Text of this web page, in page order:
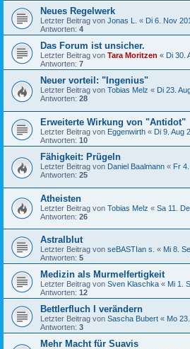
Neues Regelwerk
Letzter Beitrag von Jonas L. « Di 6. Nov
Antworten: 4
Das Forum ist unsicher.
Letzter Beitrag von Tara Moritzen « Di 30.
Antworten: 7
Neuer vorteil: "Ingenius"
Letzter Beitrag von Tobias Melz « Di 23.
Antworten: 28
Erweiterte Wirkung von "Antidot"
Letzter Beitrag von Eggenwirth « Di 9. Aug
Antworten: 10
Fähigkeit: Prügeln
Letzter Beitrag von Daniel Baalmann « Fr
Antworten: 25
Atheisten
Letzter Beitrag von Tobias Melz « Sa 11.
Antworten: 26
Astralblut
Letzter Beitrag von seBASTIan s. « Mi 8.
Antworten: 5
Medizin als Murmelfertigkeit
Letzter Beitrag von Sven Klaschka « Mi 1.
Antworten: 12
Bettlerfluch I verändern
Letzter Beitrag von Sascha Bubert « Mo
Antworten: 3
Mehr Macht für Suavis